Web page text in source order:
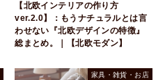
【北欧インテリアの作り方
ver.2.0】：もうナチュラルとは言
わせない『北欧デザインの特徴』
総まとめ。｜【北欧モダン】
家具・雑貨・お店